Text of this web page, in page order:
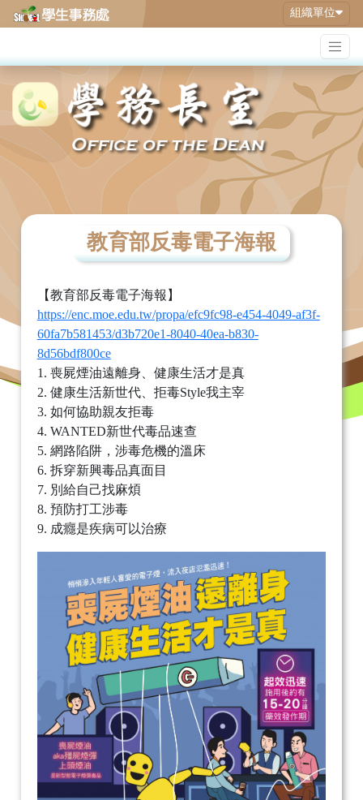
組織單位
教育部反毒電子海報
【教育部反毒電子海報】
https://enc.moe.edu.tw/propa/efc9fc98-e454-4049-af3f-
60fa7b581453/d3b720e1-8040-40ea-b830-
8d56bdf800ce
1. 喪屍煙油遠離身、健康生活才是真
2. 健康生活新世代、拒毒Style我主宰
3. 如何協助親友拒毒
4. WANTED新世代毒品速查
5. 網路陷阱，涉毒危機的溫床
6. 拆穿新興毒品真面目
7. 別給自己找麻煩
8. 預防打工涉毒
9. 成癮是疾病可以治療